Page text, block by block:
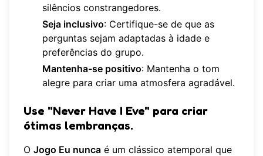
silêncios constrangedores.
Seja inclusivo: Certifique-se de que as
perguntas sejam adaptadas à idade e
preferências do grupo.
Mantenha-se positivo: Mantenha o tom
alegre para criar uma atmosfera agradável.
Use "Never Have I Eve" para criar
ótimas lembranças.
O Jogo Eu nunca é um clássico atemporal que